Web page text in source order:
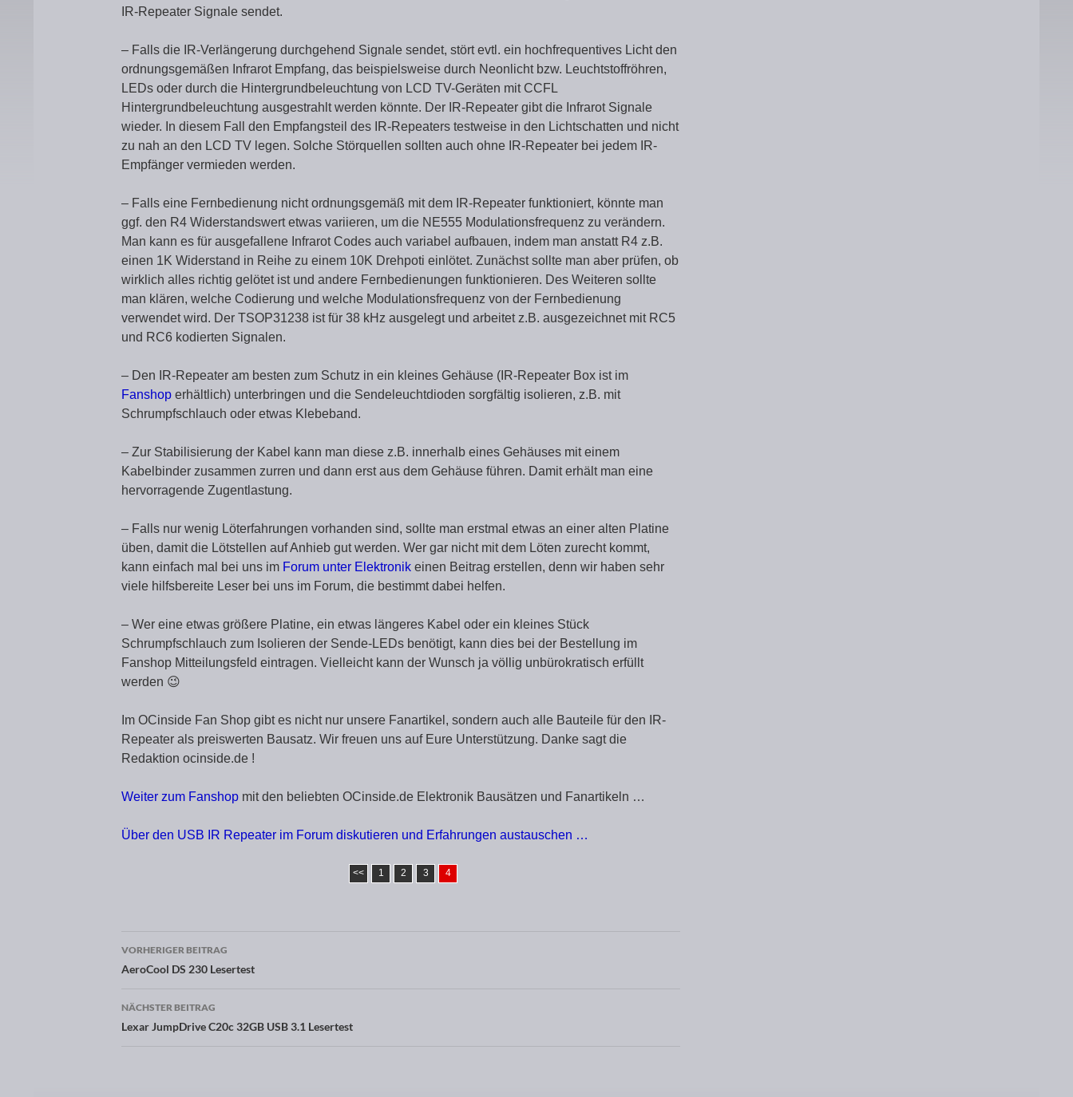
IR-Repeater Signale sendet.
– Falls die IR-Verlängerung durchgehend Signale sendet, stört evtl. ein hochfrequentives Licht den
ordnungsgemäßen Infrarot Empfang, das beispielsweise durch Neonlicht bzw. Leuchtstoffröhren,
LEDs oder durch die Hintergrundbeleuchtung von LCD TV-Geräten mit CCFL
Hintergrundbeleuchtung ausgestrahlt werden könnte. Der IR-Repeater gibt die Infrarot Signale
wieder. In diesem Fall den Empfangsteil des IR-Repeaters testweise in den Lichtschatten und nicht
zu nah an den LCD TV legen. Solche Störquellen sollten auch ohne IR-Repeater bei jedem IR-
Empfänger vermieden werden.
– Falls eine Fernbedienung nicht ordnungsgemäß mit dem IR-Repeater funktioniert, könnte man
ggf. den R4 Widerstandswert etwas variieren, um die NE555 Modulationsfrequenz zu verändern.
Man kann es für ausgefallene Infrarot Codes auch variabel aufbauen, indem man anstatt R4 z.B.
einen 1K Widerstand in Reihe zu einem 10K Drehpoti einlötet. Zunächst sollte man aber prüfen, ob
wirklich alles richtig gelötet ist und andere Fernbedienungen funktionieren. Des Weiteren sollte
man klären, welche Codierung und welche Modulationsfrequenz von der Fernbedienung
verwendet wird. Der TSOP31238 ist für 38 kHz ausgelegt und arbeitet z.B. ausgezeichnet mit RC5
und RC6 kodierten Signalen.
– Den IR-Repeater am besten zum Schutz in ein kleines Gehäuse (IR-Repeater Box ist im
Fanshop erhältlich) unterbringen und die Sendeleuchtdioden sorgfältig isolieren, z.B. mit
Schrumpfschlauch oder etwas Klebeband.
– Zur Stabilisierung der Kabel kann man diese z.B. innerhalb eines Gehäuses mit einem
Kabelbinder zusammen zurren und dann erst aus dem Gehäuse führen. Damit erhält man eine
hervorragende Zugentlastung.
– Falls nur wenig Löterfahrungen vorhanden sind, sollte man erstmal etwas an einer alten Platine
üben, damit die Lötstellen auf Anhieb gut werden. Wer gar nicht mit dem Löten zurecht kommt,
kann einfach mal bei uns im Forum unter Elektronik einen Beitrag erstellen, denn wir haben sehr
viele hilfsbereite Leser bei uns im Forum, die bestimmt dabei helfen.
– Wer eine etwas größere Platine, ein etwas längeres Kabel oder ein kleines Stück
Schrumpfschlauch zum Isolieren der Sende-LEDs benötigt, kann dies bei der Bestellung im
Fanshop Mitteilungsfeld eintragen. Vielleicht kann der Wunsch ja völlig unbürokratisch erfüllt
werden 😉
Im OCinside Fan Shop gibt es nicht nur unsere Fanartikel, sondern auch alle Bauteile für den IR-
Repeater als preiswerten Bausatz. Wir freuen uns auf Eure Unterstützung. Danke sagt die
Redaktion ocinside.de !
Weiter zum Fanshop mit den beliebten OCinside.de Elektronik Bausätzen und Fanartikeln …
Über den USB IR Repeater im Forum diskutieren und Erfahrungen austauschen …
<< 1 2 3 4
Beitragsnavigation
VORHERIGER BEITRAG
AeroCool DS 230 Lesertest
NÄCHSTER BEITRAG
Lexar JumpDrive C20c 32GB USB 3.1 Lesertest